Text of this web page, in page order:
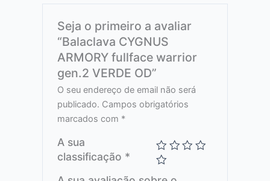
Seja o primeiro a avaliar
“Balaclava CYGNUS
ARMORY fullface warrior
gen.2 VERDE OD”
O seu endereço de email não será
publicado. Campos obrigatórios
marcados com *
A sua
classificação *